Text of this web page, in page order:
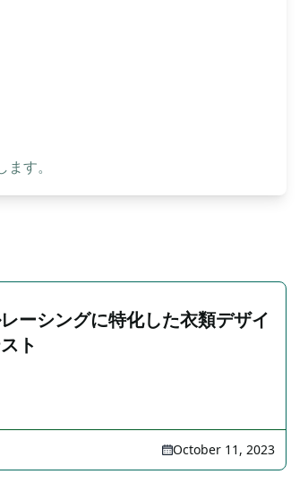
す。
ーシングに特化した衣類デザイ
ト
October 11, 2023